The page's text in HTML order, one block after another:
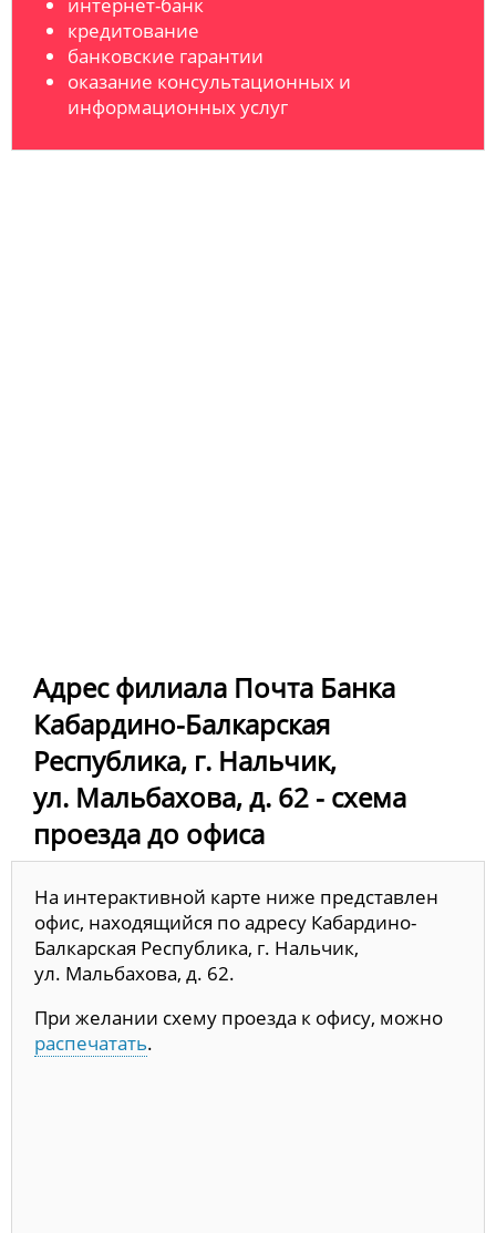
интернет-банк
кредитование
банковские гарантии
оказание консультационных и
информационных услуг
Адрес филиала Почта Банка
Кабардино-Балкарская
Республика, г. Нальчик,
ул. Мальбахова, д. 62 - схема
проезда до офиса
На интерактивной карте ниже представлен
офис, находящийся по адресу Кабардино-
Балкарская Республика, г. Нальчик,
ул. Мальбахова, д. 62.
При желании схему проезда к офису, можно
распечатать.